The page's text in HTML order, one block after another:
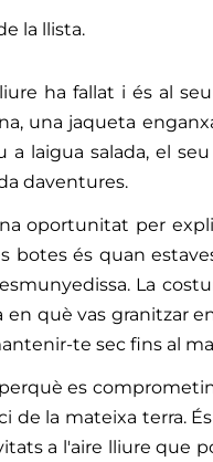
la llista.
ha fallat i és al
una jaqueta
laigua salada, el
daventures.
oportunitat per
botes és quan
La
què vas granitzar
te sec fins al
es
la mateixa terra.
a l'aire lliure que